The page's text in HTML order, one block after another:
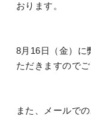
おります。
8月16日（金）に
ただきますのでご
また、メールで